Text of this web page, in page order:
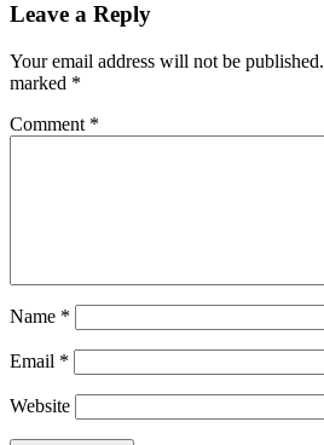
Leave a Reply
Your email address will not be published.
marked *
Comment *
Name *
Email *
Website